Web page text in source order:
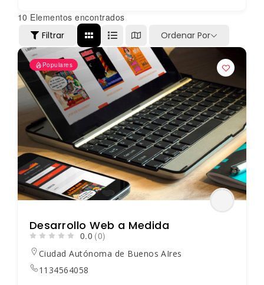
10 Elementos encontrados
Filtrar
Ordenar Por
Populares
Desarrollo Web a Medida
0.0 (0)
Ciudad Autónoma de Buenos AIres
1134564058